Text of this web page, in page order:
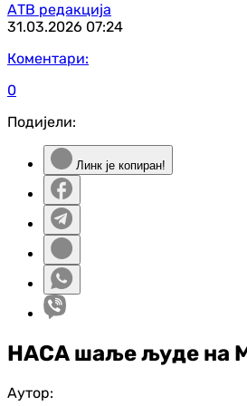
АТВ редакција
31.03.2026 07:24
Коментари:
0
Подијели:
Линк је копиран!
НАСА шаље људе на
Аутор: